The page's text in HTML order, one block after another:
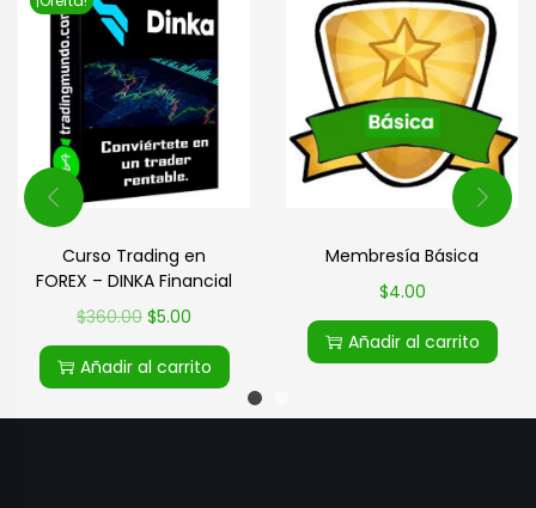
Curso Trading en
FOREX – DINKA Financial
$360.00 $5.00
Añadir al carrito
Membresía Básica
$4.00
Añadir al carrito